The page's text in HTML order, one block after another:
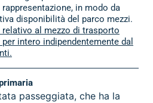
passeggiata, che ha la
in modo da
disponibilità del parco mezzi.
al mezzo di trasporto
intero indipendentemente dal